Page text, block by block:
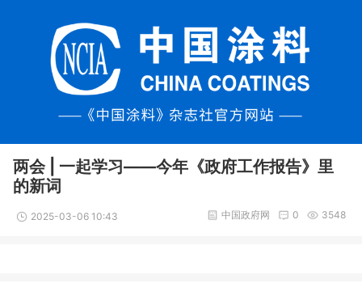
两会 | 一起学习——今年《政府工作报告》里
的新词
2025-03-06 10:43 3548
0
中国政府网